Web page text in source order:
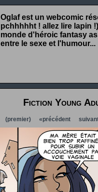
Oglaf est un webcomic
pchhhhht ! allez lire lapin
monde d'héroic fantasy
entre le sexe et l'humour...
Fiction Young
(premier) «précédent